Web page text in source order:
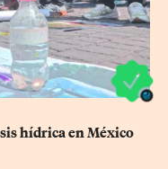
hídrica en México